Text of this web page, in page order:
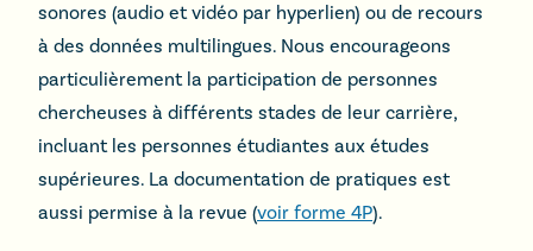
sonores (audio et vidéo par hyperlien) ou de recours
à des données multilingues. Nous encourageons
particulièrement la participation de personnes
chercheuses à différents stades de leur carrière,
incluant les personnes étudiantes aux études
supérieures. La documentation de pratiques est
aussi permise à la revue (voir forme 4P).